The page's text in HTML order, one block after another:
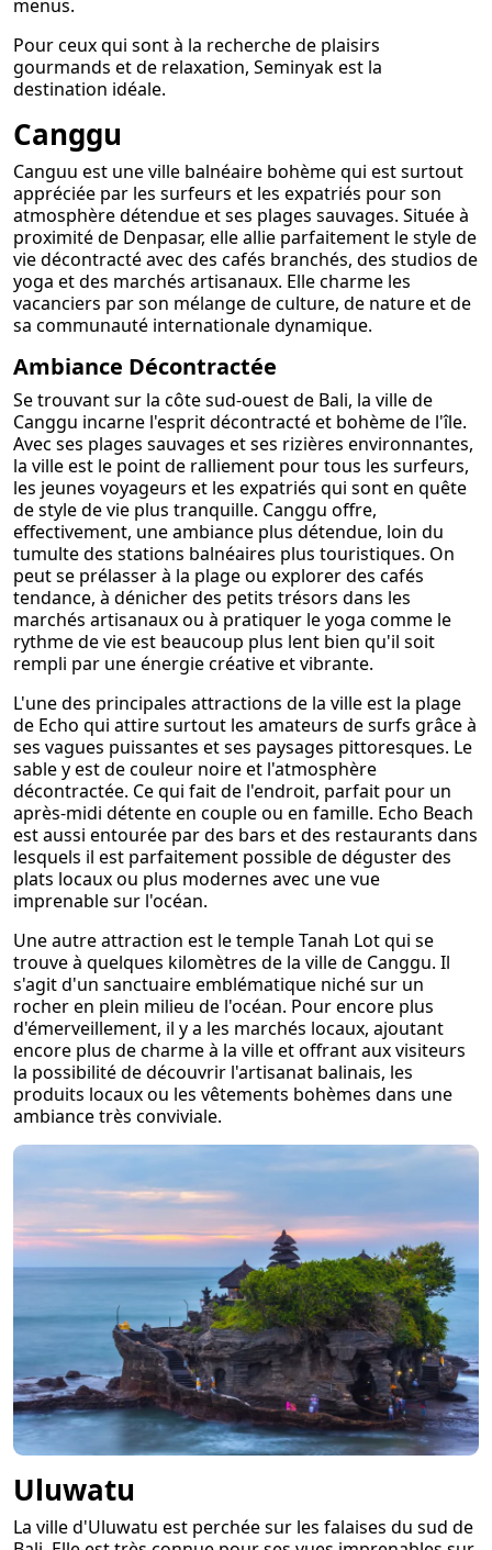
menus.
Pour ceux qui sont à la recherche de plaisirs
gourmands et de relaxation, Seminyak est la
destination idéale.
Canggu
Canguu est une ville balnéaire bohème qui est surtout
appréciée par les surfeurs et les expatriés pour son
atmosphère détendue et ses plages sauvages. Située à
proximité de Denpasar, elle allie parfaitement le style de
vie décontracté avec des cafés branchés, des studios de
yoga et des marchés artisanaux. Elle charme les
vacanciers par son mélange de culture, de nature et de
sa communauté internationale dynamique.
Ambiance Décontractée
Se trouvant sur la côte sud-ouest de Bali, la ville de
Canggu incarne l'esprit décontracté et bohème de l'île.
Avec ses plages sauvages et ses rizières environnantes,
la ville est le point de ralliement pour tous les surfeurs,
les jeunes voyageurs et les expatriés qui sont en quête
de style de vie plus tranquille. Canggu offre,
effectivement, une ambiance plus détendue, loin du
tumulte des stations balnéaires plus touristiques. On
peut se prélasser à la plage ou explorer des cafés
tendance, à dénicher des petits trésors dans les
marchés artisanaux ou à pratiquer le yoga comme le
rythme de vie est beaucoup plus lent bien qu'il soit
rempli par une énergie créative et vibrante.
L'une des principales attractions de la ville est la plage
de Echo qui attire surtout les amateurs de surfs grâce à
ses vagues puissantes et ses paysages pittoresques. Le
sable y est de couleur noire et l'atmosphère
décontractée. Ce qui fait de l'endroit, parfait pour un
après-midi détente en couple ou en famille. Echo Beach
est aussi entourée par des bars et des restaurants dans
lesquels il est parfaitement possible de déguster des
plats locaux ou plus modernes avec une vue
imprenable sur l'océan.
Une autre attraction est le temple Tanah Lot qui se
trouve à quelques kilomètres de la ville de Canggu. Il
s'agit d'un sanctuaire emblématique niché sur un
rocher en plein milieu de l'océan. Pour encore plus
d'émerveillement, il y a les marchés locaux, ajoutant
encore plus de charme à la ville et offrant aux visiteurs
la possibilité de découvrir l'artisanat balinais, les
produits locaux ou les vêtements bohèmes dans une
ambiance très conviviale.
Uluwatu
La ville d'Uluwatu est perchée sur les falaises du sud de